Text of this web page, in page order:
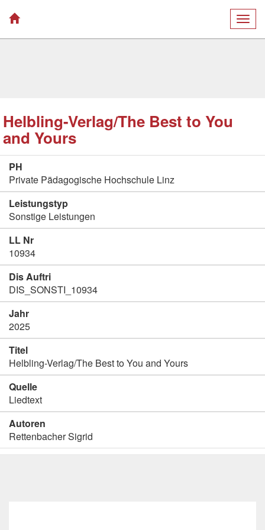
Helbling-Verlag/The Best to You
and Yours
PH
Private Pädagogische Hochschule Linz
Leistungstyp
Sonstige Leistungen
LL Nr
10934
Dis Auftri
DIS_SONSTI_10934
Jahr
2025
Titel
Helbling-Verlag/The Best to You and Yours
Quelle
Liedtext
Autoren
Rettenbacher Sigrid